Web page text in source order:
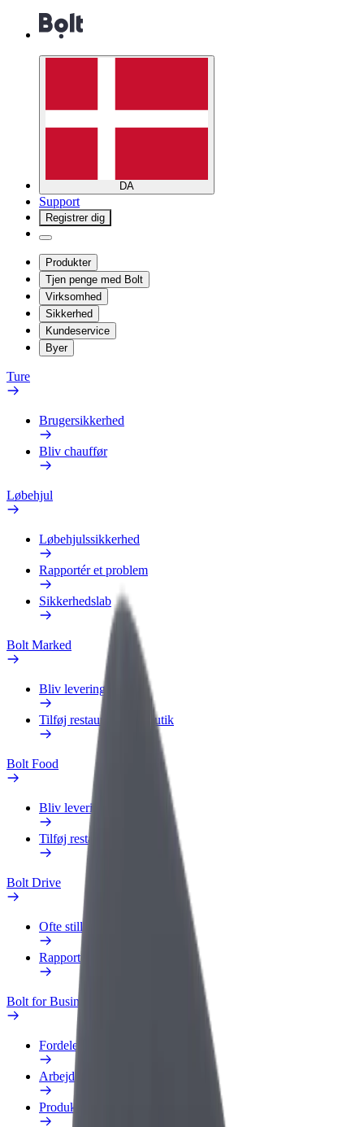
DA
Support
Registrer dig
Produkter
Tjen penge med Bolt
Virksomhed
Sikkerhed
Kundeservice
Byer
Ture
Brugersikkerhed
Bliv chauffør
Løbehjul
Løbehjulssikkerhed
Rapportér et problem
Sikkerhedslab
Bolt Marked
Bliv leveringsperson
Tilføj restaurant eller butik
Bolt Food
Bliv leveringsperson
Tilføj restaurant eller butik
Bolt Drive
Ofte stillede spørgsmål
Rapportér et køretøj
Bolt for Business
Fordele
Arbejdsprofil
Produkter